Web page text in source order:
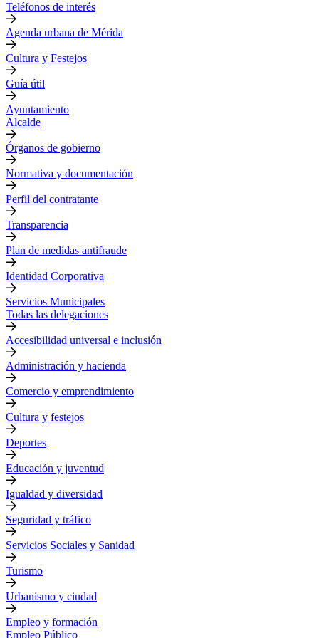
Teléfonos de interés
Agenda urbana de Mérida
Cultura y Festejos
Guía útil
Ayuntamiento
Alcalde
Órganos de gobierno
Normativa y documentación
Perfil del contratante
Transparencia
Plan de medidas antifraude
Identidad Corporativa
Servicios Municipales
Todas las delegaciones
Accesibilidad universal e inclusión
Administración y hacienda
Comercio y emprendimiento
Cultura y festejos
Deportes
Educación y juventud
Igualdad y diversidad
Seguridad y tráfico
Servicios Sociales y Sanidad
Turismo
Urbanismo y ciudad
Empleo y formación
Empleo Público